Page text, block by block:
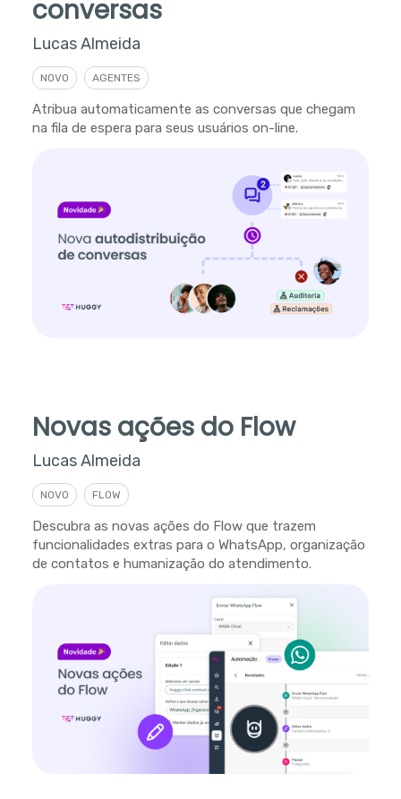
conversas
Lucas Almeida
NOVO AGENTES
Atribua automaticamente as conversas que chegam
na fila de espera para seus usuários on-line.
Novas ações do Flow
Lucas Almeida
NOVO FLOW
Descubra as novas ações do Flow que trazem
funcionalidades extras para o WhatsApp, organização
de contatos e humanização do atendimento.